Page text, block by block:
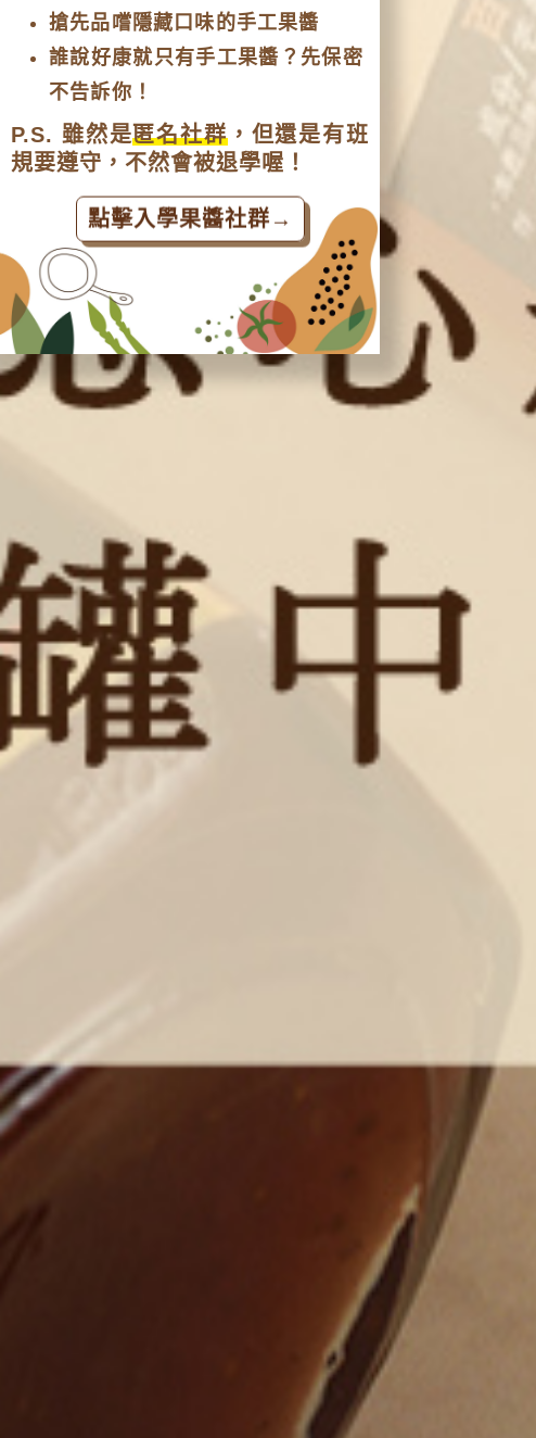
搶先品嚐隱藏口味的手工果醬
誰說好康就只有手工果醬？先保密
不告訴你！
P.S. 雖然是匿名社群，但還是有班
規要遵守，不然會被退學喔！
點擊入學果醬社群→